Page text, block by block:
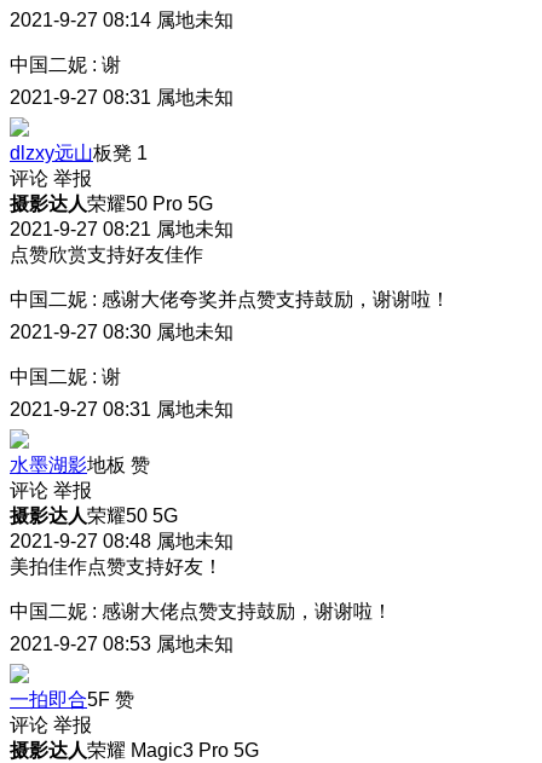
2021-9-27 08:14 属地未知
中国二妮 : 谢
2021-9-27 08:31 属地未知
dlzxy远山板凳 1
评论 举报
摄影达人荣耀50 Pro 5G
2021-9-27 08:21 属地未知
点赞欣赏支持好友佳作
中国二妮 : 感谢大佬夸奖并点赞支持鼓励，谢谢啦！
2021-9-27 08:30 属地未知
中国二妮 : 谢
2021-9-27 08:31 属地未知
水墨湖影地板 赞
评论 举报
摄影达人荣耀50 5G
2021-9-27 08:48 属地未知
美拍佳作点赞支持好友！
中国二妮 : 感谢大佬点赞支持鼓励，谢谢啦！
2021-9-27 08:53 属地未知
一拍即合5F 赞
评论 举报
摄影达人荣耀 Magic3 Pro 5G